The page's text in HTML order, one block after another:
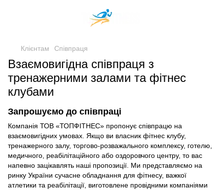
Клієнтам Співпраця
Взаємовигідна співпраця з
тренажерними залами та фітнес
клубами
Запрошуємо до співпраці
Компанія ТОВ «ТОПФІТНЕС» пропонує співпрацю на
взаємовигідних умовах. Якщо ви власник фітнес клубу,
тренажерного залу, торгово-розважального комплексу, готелю,
медичного, реабілітаційного або оздоровчого центру, то вас
напевно зацікавлять наші пропозиції. Ми представляємо на
ринку України сучасне обладнання для фітнесу, важкої
атлетики та реабілітації, виготовлене провідними компаніями